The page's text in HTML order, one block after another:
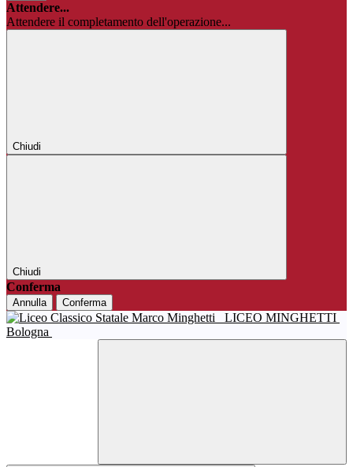
Attendere...
Attendere il completamento dell'operazione...
Chiudi
Chiudi
Conferma
Annulla Conferma
LICEO MINGHETTI
Bologna